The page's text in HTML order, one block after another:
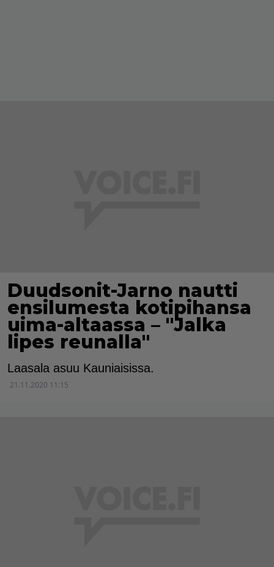
Duudsonit-Jarno nautti
ensilumesta kotipihansa
uima-altaassa – "Jalka
lipes reunalla"
Laasala asuu Kauniaisissa.
21.11.2020 11:15